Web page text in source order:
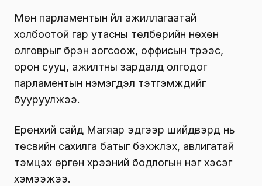
Мөн парламентын үйл ажиллагаатай
холбоотой гар утасны төлбөрийн нөхөн
олговрыг бүрэн зогсоож, оффисын түрээс,
орон сууц, ажилтны зардалд олгодог
парламентын нэмэгдэл тэтгэмжүүдийг
бууруулжээ.
Ерөнхий сайд Магяар эдгээр шийдвэрүүд нь
төсвийн сахилга батыг бэхжүүлэх, авлигатай
тэмцэх өргөн хүрээний бодлогын нэг хэсэг
хэмээжээ.